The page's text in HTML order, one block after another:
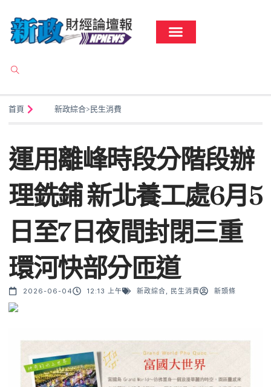
首頁 新政綜合>民生消費
運用離峰時段分階段辦
理銑鋪 新北養工處6月5
日至7日夜間封閉三重
環河快部分匝道
2026-06-04 12:13 上午 新政綜合 民生消費 新頭條